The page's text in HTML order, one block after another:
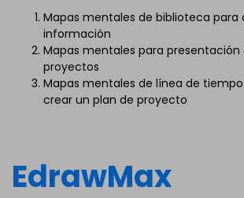
Mapas mentales de biblioteca para
información
Mapas mentales para presentación
proyectos
Mapas mentales de línea de
crear un plan de proyecto
EdrawMax